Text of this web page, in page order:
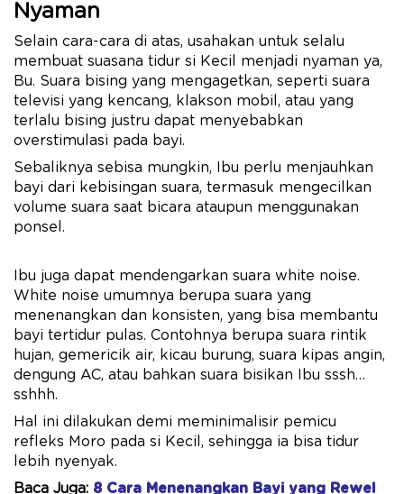
Nyaman
Selain cara-cara di atas, usahakan untuk selalu
membuat suasana tidur si Kecil menjadi nyaman ya,
Bu. Suara bising yang mengagetkan, seperti suara
televisi yang kencang, klakson mobil, atau yang
terlalu bising justru dapat menyebabkan
overstimulasi pada bayi.
Sebaliknya sebisa mungkin, Ibu perlu menjauhkan
bayi dari kebisingan suara, termasuk mengecilkan
volume suara saat bicara ataupun menggunakan
ponsel.
Ibu juga dapat mendengarkan suara white noise.
White noise umumnya berupa suara yang
menenangkan dan konsisten, yang bisa membantu
bayi tertidur pulas. Contohnya berupa suara rintik
hujan, gemericik air, kicau burung, suara kipas angin,
dengung AC, atau bahkan suara bisikan Ibu sssh…
sshhh.
Hal ini dilakukan demi meminimalisir pemicu
refleks Moro pada si Kecil, sehingga ia bisa tidur
lebih nyenyak.
Baca Juga: 8 Cara Menenangkan Bayi yang Rewel